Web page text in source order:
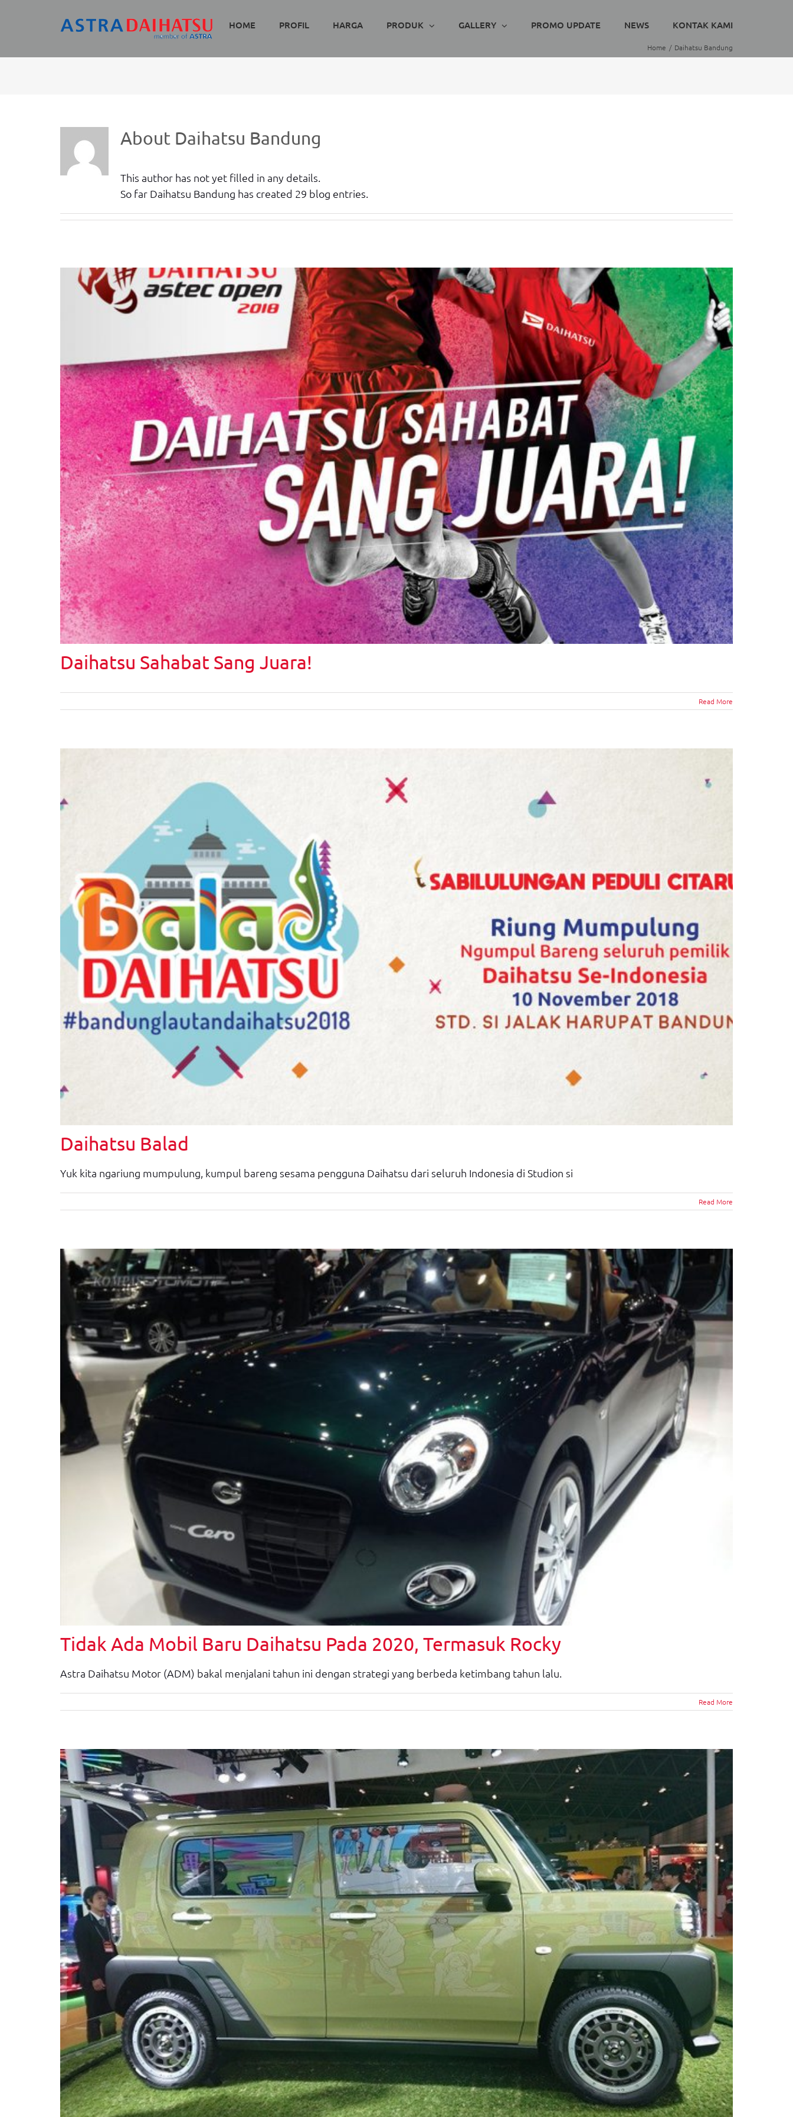
HOME PROFIL HARGA PRODUK GALLERY PROMO UPDATE NEWS KONTAK KAMI
Home Daihatsu Bandung
About Daihatsu Bandung
This author has not yet filled in any details.
So far Daihatsu Bandung has created 29 blog entries.
Daihatsu Sahabat Sang Juara!
Read More
Daihatsu Balad
Yuk kita ngariung mumpulung, kumpul bareng sesama pengguna Daihatsu dari seluruh Indonesia di Studion si
Read More
Tidak Ada Mobil Baru Daihatsu Pada 2020, Termasuk Rocky
Astra Daihatsu Motor (ADM) bakal menjalani tahun ini dengan strategi yang berbeda ketimbang tahun lalu.
Read More